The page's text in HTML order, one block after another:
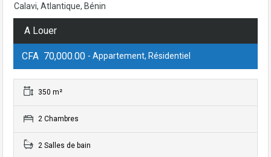
Calavi, Atlantique, Bénin
A Louer
CFA 70,000.00 - Appartement, Résidentiel
350 m²
2 Chambres
2 Salles de bain